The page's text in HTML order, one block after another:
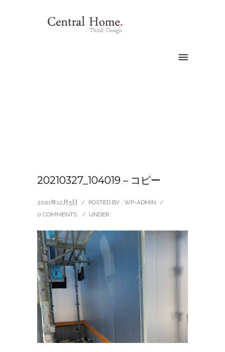
20210327_104019 – コピー
2021年12月5日 / POSTED BY : WP-ADMIN /
0 COMMENTS
/ UNDER :